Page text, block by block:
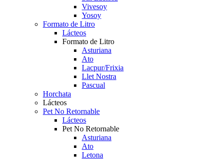
Vivesoy
Yosoy
Formato de Litro
Lácteos
Formato de Litro
Asturiana
Ato
Lacpur/Frixia
Llet Nostra
Pascual
Horchata
Lácteos
Pet No Retornable
Lácteos
Pet No Retornable
Asturiana
Ato
Letona